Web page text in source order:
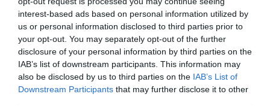
interest-based ads based on personal information utilized by
us or personal information disclosed to third parties prior to
your opt-out. You may separately opt-out of the further
disclosure of your personal information by third parties on the
IAB’s list of downstream participants. This information may
also be disclosed by us to third parties on the IAB’s List of
Downstream Participants that may further disclose it to other
Η Κίνα επέδειξε για πρώτη φορά την
αεροπορική πυρηνική της τριάδα και
προκάλεσε διεθνές σοκ – Δείτε βίντεο